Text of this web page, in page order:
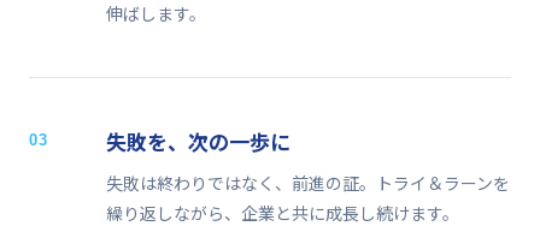
伸ばします。
03 失敗を、次の一歩に
失敗は終わりではなく、前進の証。トライ＆ラーンを
繰り返しながら、企業と共に成長し続けます。